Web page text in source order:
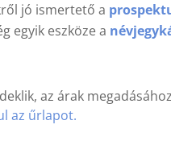
jó ismertető a
egyik eszköze a
az árak megadásához
az űrlapot.